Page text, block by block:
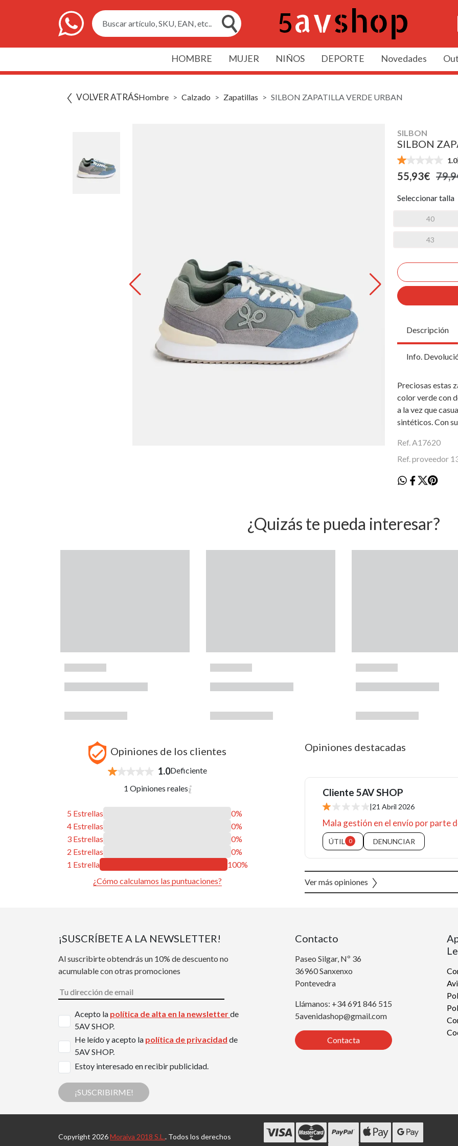
Buscar artículo, SKU, EAN, etc..
HOMBRE MUJER NIÑOS DEPORTE Novedades
VOLVER ATRÁSHombre Calzado Zapatillas SILBON ZAPATILLA VERDE URBAN
SILBON
SILBON
1.0|
55,93€
Seleccionar talla
40
43
Descripción
Info.
Preciosas estas
color verde con
a la vez que
sintéticos. Con
Ref. A17620
Ref. proveedor
¿Quizás te pueda interesar?
Opiniones de los clientes
1.0Deficiente
1 Opiniones reales
5 Estrellas
0%
4 Estrellas
0%
3 Estrellas
0%
2 Estrellas
0%
1 Estrella
100%
¿Cómo calculamos las puntuaciones?
Opiniones destacadas
Cliente 5AV SHOP
|21 Abril 2026
Mala gestión en el envío por parte
ÚTIL 0 DENUNCIAR
Ver más opiniones
¡SUSCRÍBETE A LA NEWSLETTER!
Al suscribirte obtendrás un 10% de descuento no
acumulable con otras promociones
Acepto la política de alta en la newsletterde
5AV SHOP.
He leído y acepto la política de privacidad de
5AV SHOP.
Estoy interesado en recibir publicidad.
¡SUSCRIBIRME!
Contacto
Paseo Silgar, Nº 36
36960 Sanxenxo
Pontevedra
Llámanos: +34 691 846 515
5avenidashop@gmail.com
Contacta
Copyright 2026Moraiva 2018 S.L.. Todos los derechos